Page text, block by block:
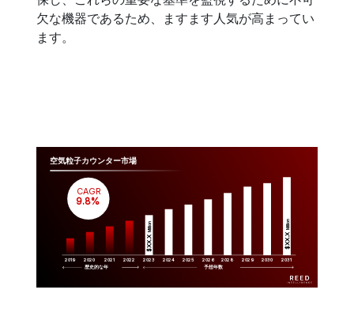
欠な機器であるため、ますます人気が高まってい
ます。
空気粒子カウンター市場
2019 2020 2021 2022 2023 2024 2025 2026 2028 2029 2030 2031
$XX.X
Million
$XX.X
Million
CAGR
9.8%
歴史的な年 予想年数